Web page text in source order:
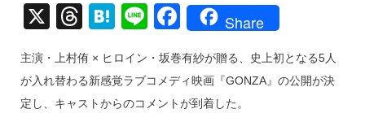
X T
e
a
H
e
n
Li
e
F
c
e
Share
主演・上村侑 × ヒロイン・坂巻有紗が贈る、史上初となる5人
が入れ替わる新感覚ラブコメディ映画『GONZA』の公開が決
定し、キャストからのコメントが到着した。